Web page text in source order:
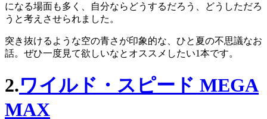
になる場面も多く、自分ならどうするだろう、どうしただろ
うと考えさせられました。
突き抜けるような空の青さが印象的な、ひと夏の不思議なお
話。ぜひ一度見て欲しいなとオススメしたい1本です。
2.ワイルド・スピード MEGA
MAX